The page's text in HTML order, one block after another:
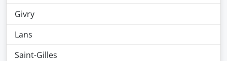
Givry
Lans
Saint-Gilles